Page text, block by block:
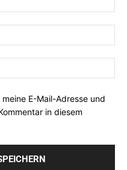
E-Mail-Adresse und
in diesem